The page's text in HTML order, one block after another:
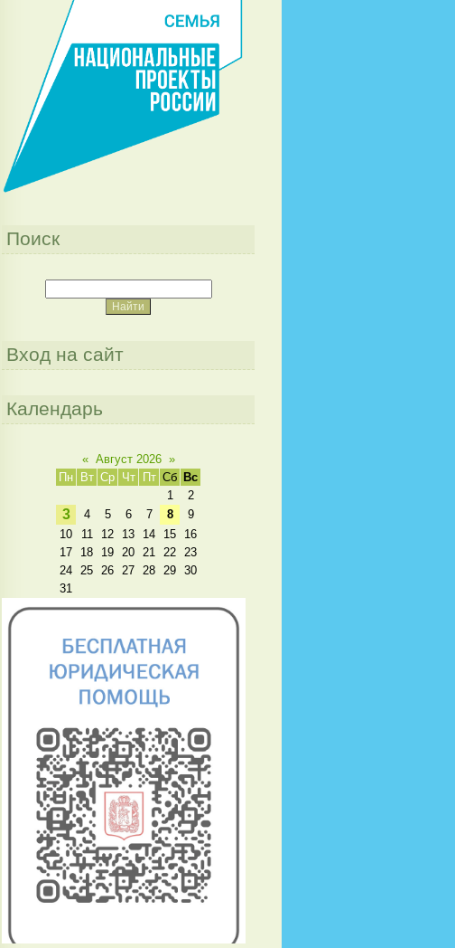
Поиск
Вход на сайт
Календарь
« Август 2026 »
Пн
Вт Ср Чт Пт Сб Вс
1
2
3 4 5 6 7 8
9
10
11 12 13 14 15
16
17
18 19 20 21 22 23
24 25 26 27 28 29 30
31